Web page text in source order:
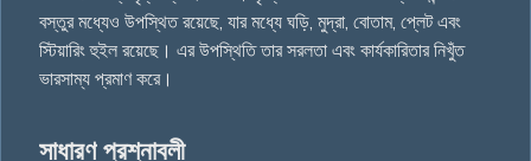
বস্তুর মধ্যেও উপস্থিত রয়েছে, যার মধ্যে ঘড়ি, মুদ্রা, বোতাম, প্লেট এবং
স্টিয়ারিং হুইল রয়েছে। এর উপস্থিতি তার সরলতা এবং কার্যকারিতার নিখুঁত
ভারসাম্য প্রমাণ করে।
সাধারণ প্রশ্নাবলী